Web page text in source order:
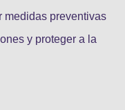
medidas preventivas
y proteger a la